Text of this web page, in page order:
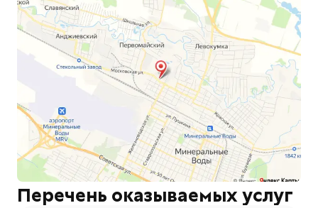
Перечень оказываемых услуг